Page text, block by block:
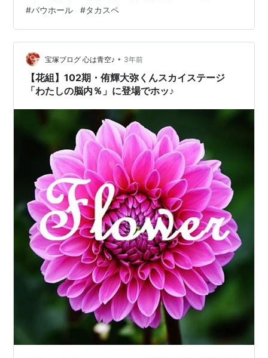
う。 星組バウホール公演『My Last Joke－虚構に生きる
－』がすごいらしい# 星組バウホール公演『My Last
Joke－虚構に生きる－』開幕✨ 内容や歌がすごいらしい
😲 …
#バウホール #タカスペ
宝塚ブログ 心は青空♪ • 3年前
【花組】102期・侑輝大弥くんスカイステージ
「わたしの脳内％」に登場でホッ♪